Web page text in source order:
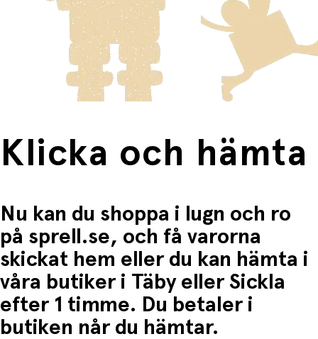
innebär en högre fraktkostnad.
Produkter som omfattas av detta är tydligt märkta, och
frakten för dessa varor visas i kassan.
Fri frakt när du handlar för mer än 1500:-
Du betalar när du hämtar varorna i butiken.
Klicka och hämta
Nu kan du shoppa i lugn och ro
på sprell.se, och få varorna
skickat hem eller du kan hämta i
våra butiker i Täby eller Sickla
efter 1 timme. Du betaler i
butiken når du hämtar.